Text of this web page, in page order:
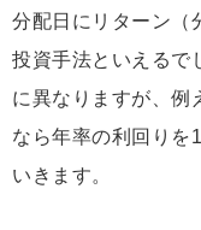
分配日にリターン（
投資手法といえるで
に異なりますが、例
なら年率の利回りを
いきます。